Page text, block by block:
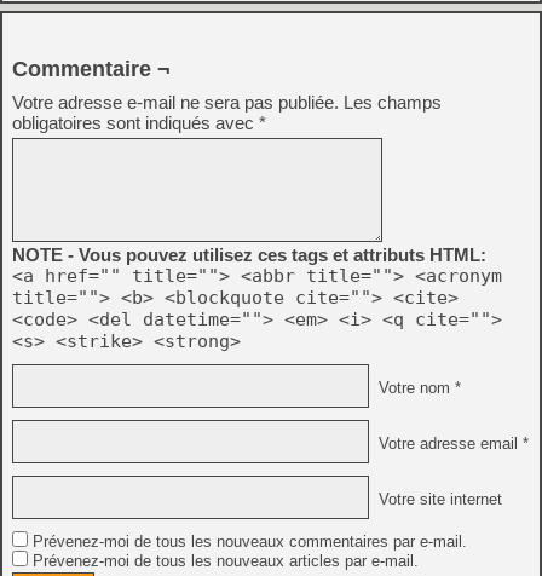
Commentaire ¬
Votre adresse e-mail ne sera pas publiée. Les champs
obligatoires sont indiqués avec *
NOTE - Vous pouvez utilisez ces tags et attributs HTML:
<a href="" title=""> <abbr title=""> <acronym
title=""> <b> <blockquote cite=""> <cite>
<code> <del datetime=""> <em> <i> <q cite="">
<s> <strike> <strong>
Votre nom *
Votre adresse email *
Votre site internet
Prévenez-moi de tous les nouveaux commentaires par e-mail.
Prévenez-moi de tous les nouveaux articles par e-mail.